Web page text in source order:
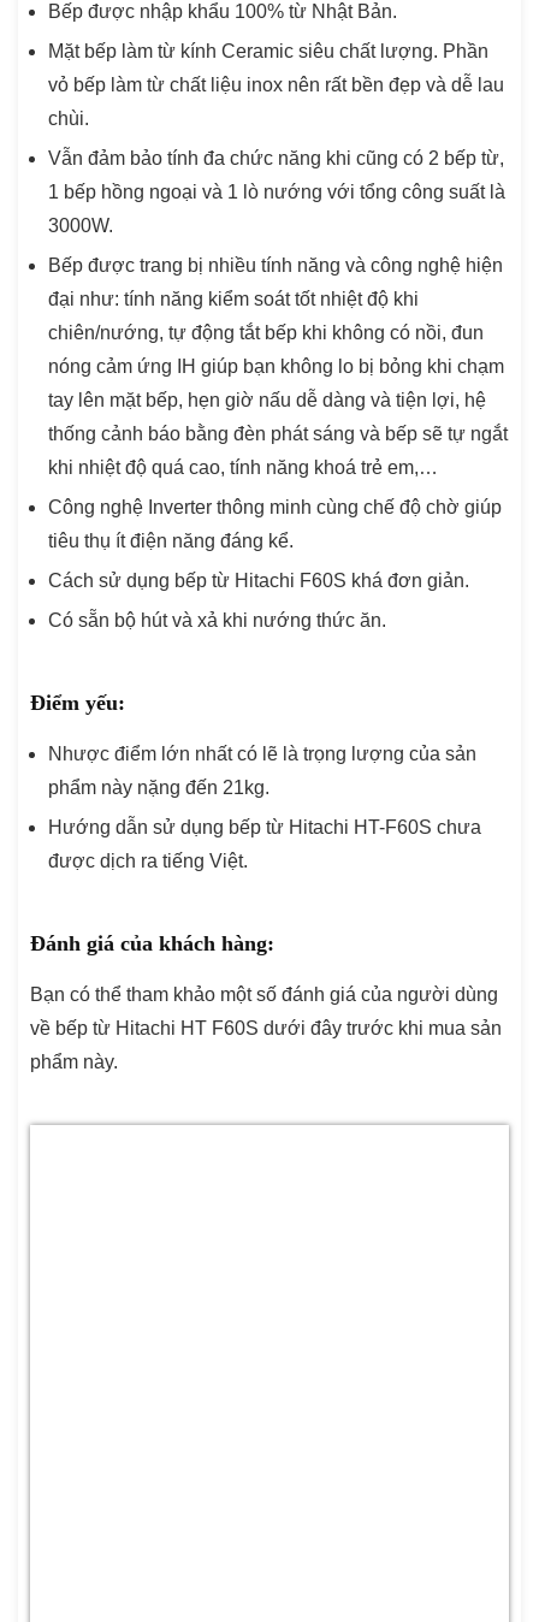
Bếp được nhập khẩu 100% từ Nhật Bản.
Mặt bếp làm từ kính Ceramic siêu chất lượng. Phần
vỏ bếp làm từ chất liệu inox nên rất bền đẹp và dễ lau
chùi.
Vẫn đảm bảo tính đa chức năng khi cũng có 2 bếp từ,
1 bếp hồng ngoại và 1 lò nướng với tổng công suất là
3000W.
Bếp được trang bị nhiều tính năng và công nghệ hiện
đại như: tính năng kiểm soát tốt nhiệt độ khi
chiên/nướng, tự động tắt bếp khi không có nồi, đun
nóng cảm ứng IH giúp bạn không lo bị bỏng khi chạm
tay lên mặt bếp, hẹn giờ nấu dễ dàng và tiện lợi, hệ
thống cảnh báo bằng đèn phát sáng và bếp sẽ tự ngắt
khi nhiệt độ quá cao, tính năng khoá trẻ em,…
Công nghệ Inverter thông minh cùng chế độ chờ giúp
tiêu thụ ít điện năng đáng kể.
Cách sử dụng bếp từ Hitachi F60S khá đơn giản.
Có sẵn bộ hút và xả khi nướng thức ăn.
Điểm yếu:
Nhược điểm lớn nhất có lẽ là trọng lượng của sản
phẩm này nặng đến 21kg.
Hướng dẫn sử dụng bếp từ Hitachi HT-F60S chưa
được dịch ra tiếng Việt.
Đánh giá của khách hàng:
Bạn có thể tham khảo một số đánh giá của người dùng
về bếp từ Hitachi HT F60S dưới đây trước khi mua sản
phẩm này.